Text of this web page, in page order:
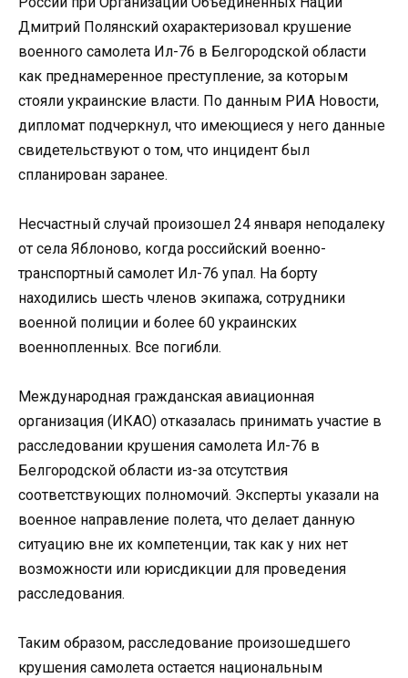
Дмитрий Полянский охарактеризовал крушение
военного самолета Ил-76 в Белгородской области
как преднамеренное преступление, за которым
стояли украинские власти. По данным РИА Новости,
дипломат подчеркнул, что имеющиеся у него данные
свидетельствуют о том, что инцидент был
спланирован заранее.
Несчастный случай произошел 24 января неподалеку
от села Яблоново, когда российский военно-
транспортный самолет Ил-76 упал. На борту
находились шесть членов экипажа, сотрудники
военной полиции и более 60 украинских
военнопленных. Все погибли.
Международная гражданская авиационная
организация (ИКАО) отказалась принимать участие в
расследовании крушения самолета Ил-76 в
Белгородской области из-за отсутствия
соответствующих полномочий. Эксперты указали на
военное направление полета, что делает данную
ситуацию вне их компетенции, так как у них нет
возможности или юрисдикции для проведения
расследования.
Таким образом, расследование произошедшего
крушения самолета остается национальным